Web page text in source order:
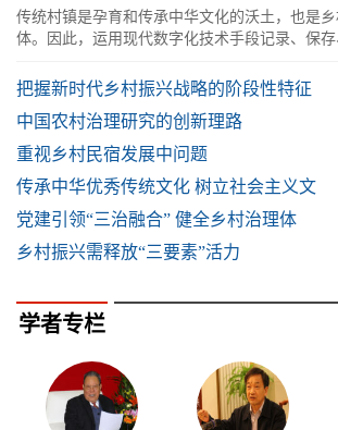
传统村镇是孕育和传承中华文化的沃土，也是
体。因此，运用现代数字化技术手段记录、保
把握新时代乡村振兴战略的阶段性特征
中国农村治理研究的创新理路
重视乡村民宿发展中问题
传承中华优秀传统文化 树立社会主义文
党建引领“三治融合” 健全乡村治理体
乡村振兴需释放“三要素”活力
学者专栏